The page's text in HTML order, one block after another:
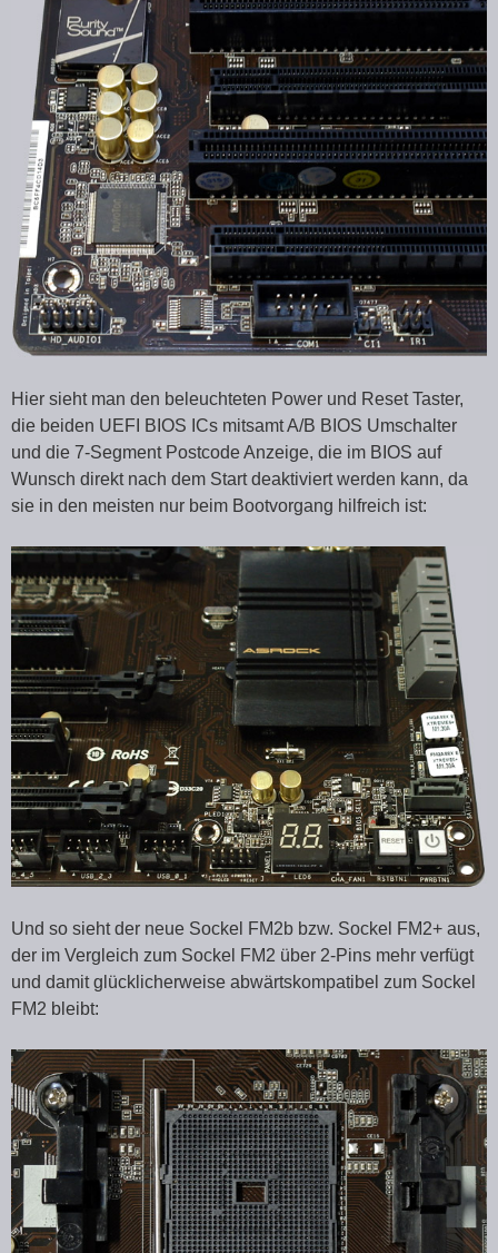
Hier sieht man den beleuchteten Power und Reset Taster,
die beiden UEFI BIOS ICs mitsamt A/B BIOS Umschalter
und die 7-Segment Postcode Anzeige, die im BIOS auf
Wunsch direkt nach dem Start deaktiviert werden kann, da
sie in den meisten nur beim Bootvorgang hilfreich ist:
Und so sieht der neue Sockel FM2b bzw. Sockel FM2+ aus,
der im Vergleich zum Sockel FM2 über 2-Pins mehr verfügt
und damit glücklicherweise abwärtskompatibel zum Sockel
FM2 bleibt: